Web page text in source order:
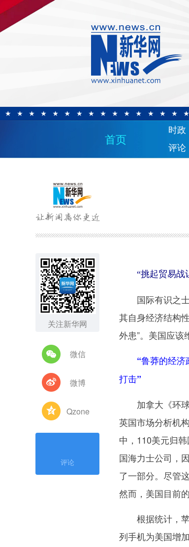
首页
时政
评论
关注新华网
微信
微博
Qzone
评论
“挑起贸易战
国际有识之士
其自身经济结构
外患”。美国应该
“鲁莽的经
打击”
加拿大《环球
英国市场分析机
中，110美元归
国海力士公司，
了一部分。尽管
然而，美国目前
根据统计，苹
列手机为美国增